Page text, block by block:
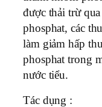
được thải trừ
phosphat, các
làm giảm hấp
phosphat trong
nước tiểu.
Tác dụng :